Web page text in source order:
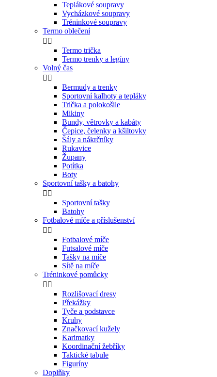
Teplákové soupravy
Vycházkové soupravy
Tréninkové soupravy
Termo oblečení
 
Termo trička
Termo trenky a legíny
Volný čas
 
Bermudy a trenky
Sportovní kalhoty a tepláky
Trička a polokošile
Mikiny
Bundy, větrovky a kabáty
Čepice, čelenky a kšiltovky
Šály a nákrčníky
Rukavice
Župany
Potítka
Boty
Sportovní tašky a batohy
 
Sportovní tašky
Batohy
Fotbalové míče a příslušenství
 
Fotbalové míče
Futsalové míče
Tašky na míče
Sítě na míče
Tréninkové pomůcky
 
Rozlišovací dresy
Překážky
Tyče a podstavce
Kruhy
Značkovací kužely
Karimatky
Koordinační žebříky
Taktické tabule
Figuríny
Doplňky